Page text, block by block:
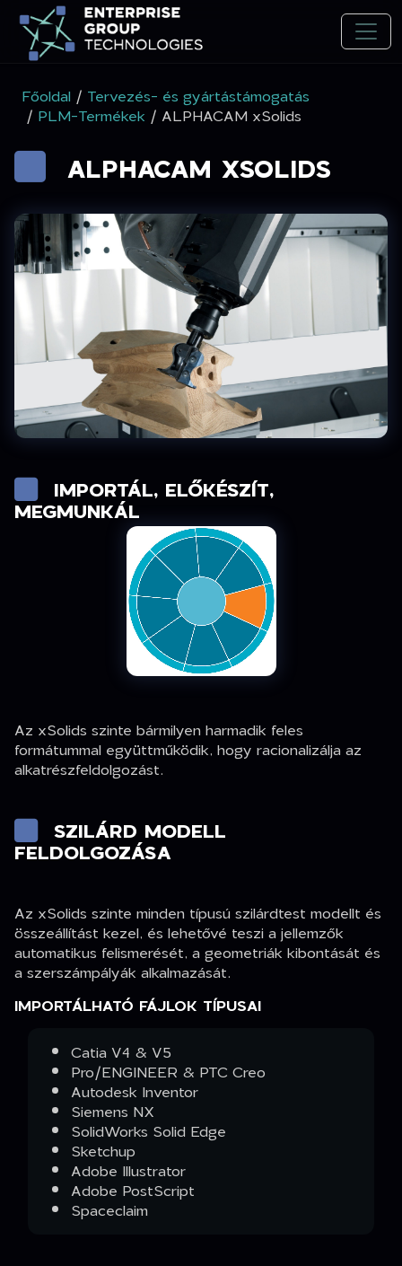
Főoldal / Tervezés- és gyártástámogatás
/ PLM-Termékek / ALPHACAM xSolids
ALPHACAM XSOLIDS
IMPORTÁL, ELŐKÉSZÍT,
MEGMUNKÁL
Az xSolids szinte bármilyen harmadik feles
formátummal együttműködik, hogy racionalizálja az
alkatrészfeldolgozást.
SZILÁRD MODELL
FELDOLGOZÁSA
Az xSolids szinte minden típusú szilárdtest modellt és
összeállítást kezel, és lehetővé teszi a jellemzők
automatikus felismerését, a geometriák kibontását és
a szerszámpályák alkalmazását.
IMPORTÁLHATÓ FÁJLOK TÍPUSAI
Catia V4 & V5
Pro/ENGINEER & PTC Creo
Autodesk Inventor
Siemens NX
SolidWorks Solid Edge
Sketchup
Adobe Illustrator
Adobe PostScript
Spaceclaim